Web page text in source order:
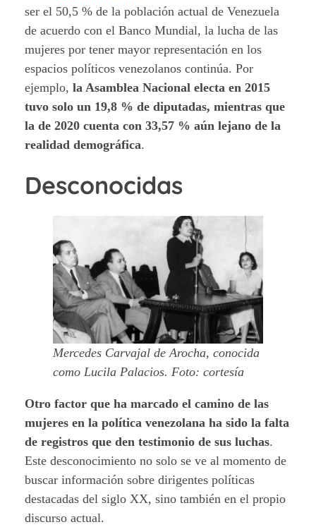
ser el 50,5 % de la población actual de Venezuela
de acuerdo con el Banco Mundial, la lucha de las
mujeres por tener mayor representación en los
espacios políticos venezolanos continúa. Por
ejemplo, la Asamblea Nacional electa en 2015
tuvo solo un 19,8 % de diputadas, mientras que
la de 2020 cuenta con 33,57 % aún lejano de la
realidad demográfica.
Desconocidas
Mercedes Carvajal de Arocha, conocida
como Lucila Palacios. Foto: cortesía
Otro factor que ha marcado el camino de las
mujeres en la política venezolana ha sido la falta
de registros que den testimonio de sus luchas.
Este desconocimiento no solo se ve al momento de
buscar información sobre dirigentes políticas
destacadas del siglo XX, sino también en el propio
discurso actual.